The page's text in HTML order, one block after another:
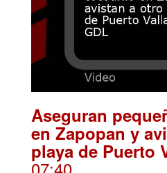
Aseguran
en Zapopan y
playa de Puerto